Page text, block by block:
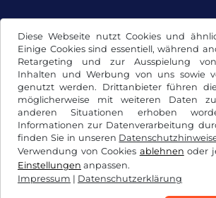
Diese Webseite nutzt Cookies und
Einige Cookies sind essentiell, während
Retargeting und zur Ausspielung von
Inhalten und Werbung von uns sowie
genutzt werden. Drittanbieter führen
möglicherweise mit weiteren Daten
anderen Situationen erhoben
Informationen zur Datenverarbeitung
finden Sie in unseren
Verwendung von Cookies ablehnen oder
Einstellungen anpassen.
Impressum | Datenschutzerklärung
Facebook Instagram
AGB / Widerrufsrecht